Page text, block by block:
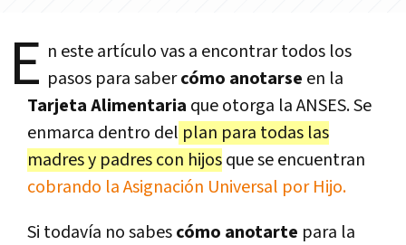
E n este artículo vas a encontrar todos los
pasos para sabercómo anotarse en la
Tarjeta Alimentaria que otorga la ANSES. Se
enmarca dentro del plan para todas las
madres y padres con hijosque se encuentran
cobrando la Asignación Universal por Hijo.
Si todavía no sabescómo anotarte para la